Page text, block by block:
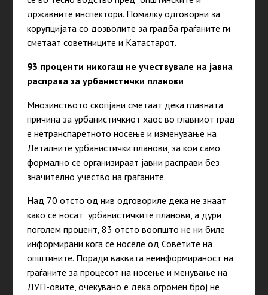
државните инспектори. Помалку одговорни за
корупцијата со дозволите за градба граѓаните ги
сметаат советниците и Катастарот.
93 проценти никогаш не учествувале на јавна
расправа за урбанистички планови
Мнозинството скопјани сметаат дека главната
причина за урбанистичкиот хаос во главниот град
е нетранспаретното носење и изменување на
Деталните урбанистички планови, за кои само
формално се организираат јавни расправи без
значително учество на граѓаните.
Над 70 отсто од нив одговориле дека не знаат
како се носат урбанистичките планови, а дури
поголем процент, 83 отсто воопшто не ни биле
информирани кога се носеле од Советите на
општините. Поради ваквата неинформираност на
граѓаните за процесот на носење и менување на
ДУП-овите, очекувано е дека огромен број не